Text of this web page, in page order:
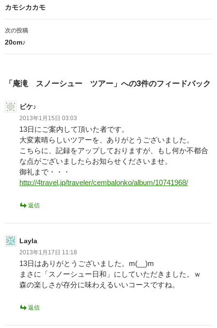
稿
ナ
ビ
ー
ョ
カモシカカモ
次の投稿
20cm♪
「庵滝 スノーシュー ツアー」への3件のフィードバック
ビケ♪
2013年1月15日 03:03
13日にご案内して頂いた者です。
大変素晴らしいツアーを、ありがとうございました。
こちらに、記録をアップしておりますが、もし何か不都合
な点がございましたらお知らせくださいませ。
御礼まで・・・
http://4travel.jp/traveler/cembalonko/album/10741968/
返信
Layla
2013年1月17日 11:18
13日はありがとうございました。m(__)m
まさに「スノーシュー日和」にしていただきました。ｗ
森の楽しさが存分に味わえるいいコースですね。
返信